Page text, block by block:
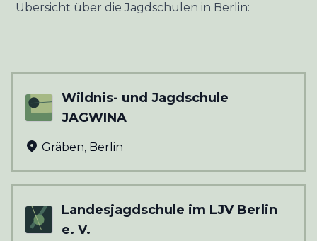
Übersicht über die Jagdschulen in Berlin:
Wildnis- und Jagdschule
JAGWINA
Gräben, Berlin
Landesjagdschule im LJV Berlin
e. V.